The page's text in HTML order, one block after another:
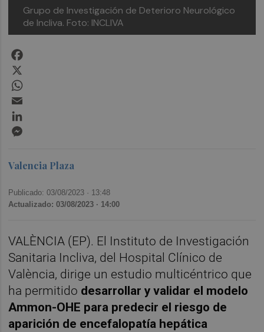
Grupo de Investigación de Deterioro Neurológico
de Incliva. Foto: INCLIVA
Valencia Plaza
Publicado: 03/08/2023 · 13:48
Actualizado: 03/08/2023 · 14:00
VALÈNCIA (EP). El Instituto de Investigación
Sanitaria Incliva, del Hospital Clínico de
València, dirige un estudio multicéntrico que
ha permitido desarrollar y validar el modelo
Ammon-OHE para predecir el riesgo de
aparición de encefalopatía hepática